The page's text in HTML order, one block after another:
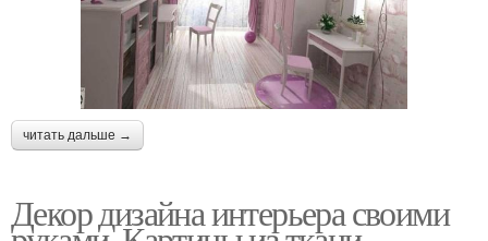
читать дальше →
Декор дизайна интерьера своими